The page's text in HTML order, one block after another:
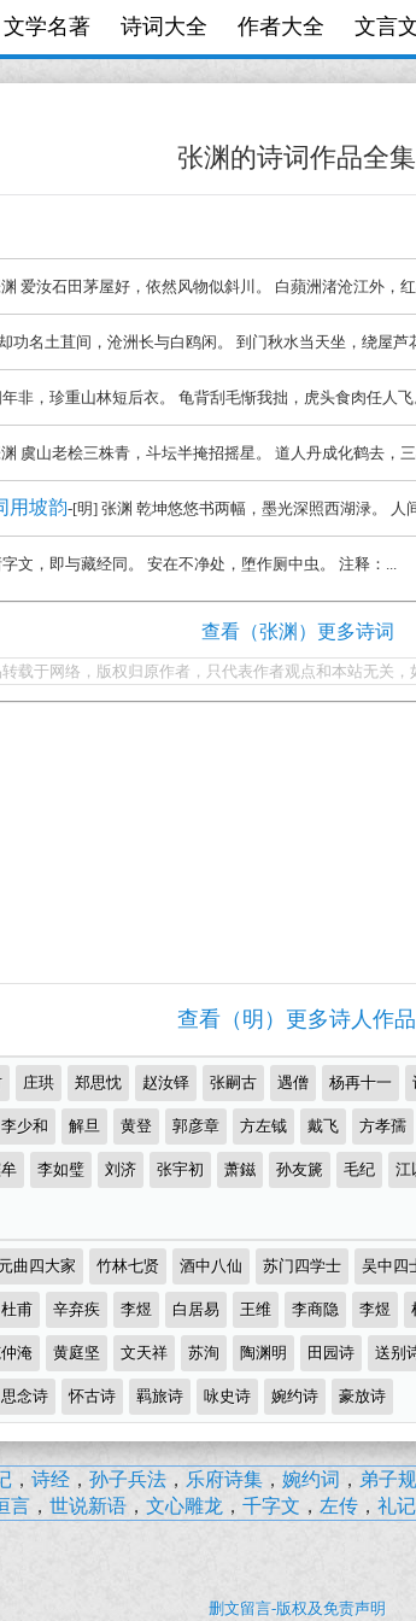
文学名著 诗词大全 作者大全 文言
张渊的诗词作品全集
爱汝石田茅屋好，依然风物似斜川。 白蘋洲渚沧江外，
功名土苴间，沧洲长与白鸥闲。 到门秋水当天坐，绕屋芦
非，珍重山林短后衣。 龟背刮毛惭我拙，虎头食肉任人
虞山老桧三株青，斗坛半掩招摇星。 道人丹成化鹤去，
用坡韵-[明] 张渊 乾坤悠悠书两幅，墨光深照西湖渌。
文，即与藏经同。 安在不净处，堕作厕中虫。 注释：...
查看（张渊）更多诗词
载于网络，版权归原作者，只代表作者观点和本站无关
查看（明）更多诗人作品
庄珙 郑思忱 赵汝铎 张嗣古 遇僧 杨再十一
李少和 解旦 黄登 郭彦章 方左钺 戴飞 方孝孺
李如璧 刘济 张宇初 萧鎡 孙友篪 毛纪 江
元曲四大家 竹林七贤 酒中八仙 苏门四学士 吴中四
杜甫 辛弃疾 李煜 白居易 王维 李商隐 李煜
淹 黄庭坚 文天祥 苏洵 陶渊明 田园诗 送别
思念诗 怀古诗 羁旅诗 咏史诗 婉约诗 豪放诗
， 诗经 ， 孙子兵法 ， 乐府诗集 ， 婉约词 ， 弟子规
言 ， 世说新语 ， 文心雕龙 ， 千字文 ， 左传 ， 礼记
删文留言-版权及免责声明